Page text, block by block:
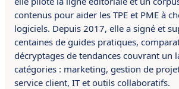
contenus pour aider les TPE et PME à
logiciels. Depuis 2017, elle a signé et
centaines de guides pratiques,
décryptages de tendances couvrant un
catégories : marketing, gestion de
service client, IT et outils collaboratifs.